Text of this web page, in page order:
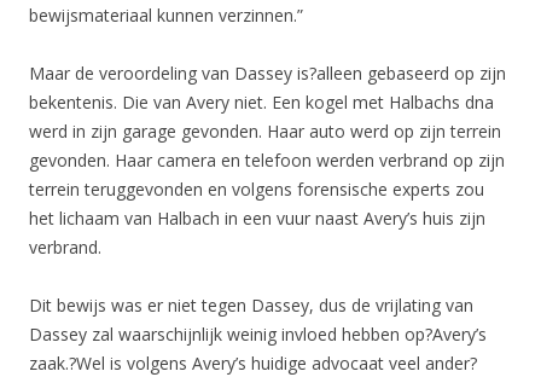
bewijsmateriaal kunnen verzinnen.”
Maar de veroordeling van Dassey is?alleen gebaseerd op zijn
bekentenis. Die van Avery niet. Een kogel met Halbachs dna
werd in zijn garage gevonden. Haar auto werd op zijn terrein
gevonden. Haar camera en telefoon werden verbrand op zijn
terrein teruggevonden en volgens forensische experts zou
het lichaam van Halbach in een vuur naast Avery’s huis zijn
verbrand.
Dit bewijs was er niet tegen Dassey, dus de vrijlating van
Dassey zal waarschijnlijk weinig invloed hebben op?Avery’s
zaak.?Wel is volgens Avery’s huidige advocaat veel ander?